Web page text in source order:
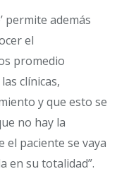
permite además
el
promedio
clínicas,
y que esto se
no hay la
el paciente se vaya
en su totalidad”.